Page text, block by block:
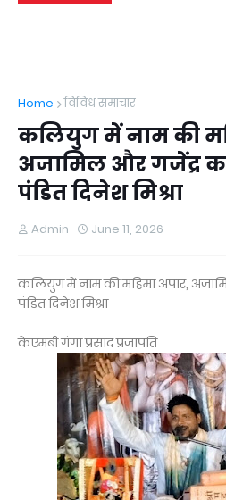
Home विविध समाचार
कलियुग में नाम की
अजामिल और गजेंद्र
पंडित दिनेश मिश्रा
Admin June 11, 2026
कलियुग में नाम की महिमा अपार,
पंडित दिनेश मिश्रा
केएमबी गंगा प्रसाद प्रजापति